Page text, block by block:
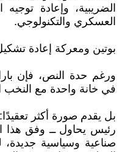
الضريبية، وإعادة توجيه
العسكري والتكنولوجي.
بوتين ومعركة إعادة
ورغم حدة النص، فإن
في خانة واحدة مع النخب
بل يقدم صورة أكثر تعقيدًا:
رئيس يحاول ــ وفق هذا
صناعية وسياسية